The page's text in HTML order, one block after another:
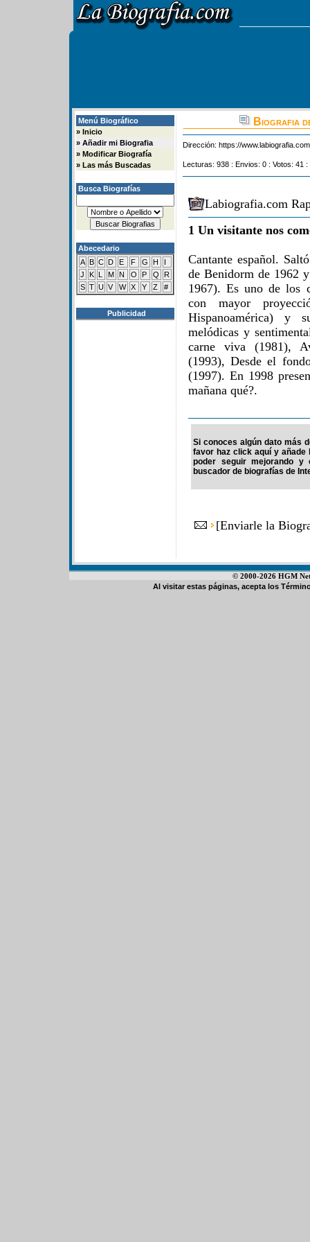
Menú Biográfico
» Inicio
» Añadir mi Biografia
» Modificar Biografía
» Las más Buscadas
Busca Biografías
Abecedario
A B C D E F G H
I
J
K L M N O P Q
R
S T U V W X Y Z #
Publicidad
Biografia
Dirección: https://
Lecturas: 938 : Envios: 0 : Votos: 41
Labiografia.com
1 Un visitante nos
Cantante español.
de Benidorm de 1962
1967). Es uno de los
con mayor
Hispanoamérica) y
melódicas y
carne viva (1981),
(1993), Desde el
(1997). En 1998
mañana qué?.
Si conoces algún dato más
favor haz click aquí y
poder seguir mejorando y
buscador de biografías de
[Enviarle la
© 2000-2026 HGM
Al visitar estas páginas, acepta los